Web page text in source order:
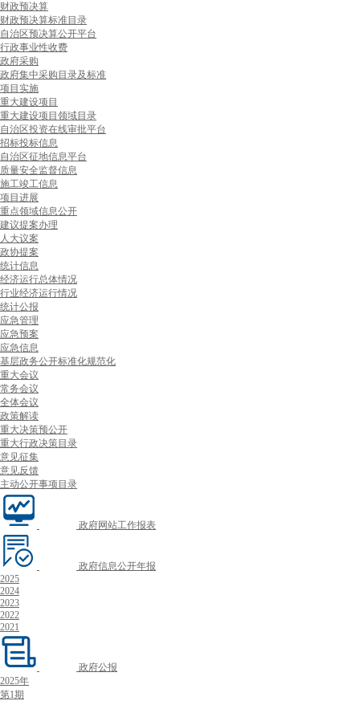
财政预决算
财政预决算标准目录
自治区预决算公开平台
行政事业性收费
政府采购
政府集中采购目录及标准
项目实施
重大建设项目
重大建设项目领域目录
自治区投资在线审批平台
招标投标信息
自治区征地信息平台
质量安全监督信息
施工竣工信息
项目进展
重点领域信息公开
建议提案办理
人大议案
政协提案
统计信息
经济运行总体情况
行业经济运行情况
统计公报
应急管理
应急预案
应急信息
基层政务公开标准化规范化
重大会议
常务会议
全体会议
政策解读
重大决策预公开
重大行政决策目录
意见征集
意见反馈
主动公开事项目录
政府网站工作报表
政府信息公开年报
2025
2024
2023
2022
2021
政府公报
2025年
第1期